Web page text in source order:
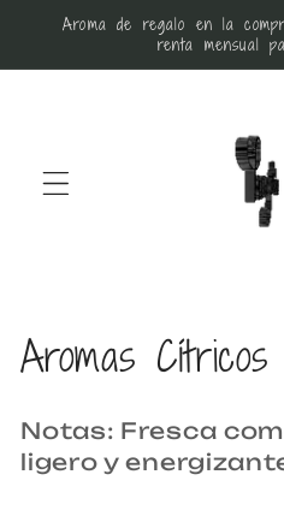
contenido
Aroma de regalo en la
renta mensual
C
l
Aromas Cítricos
Notas: Fresca
ligero y